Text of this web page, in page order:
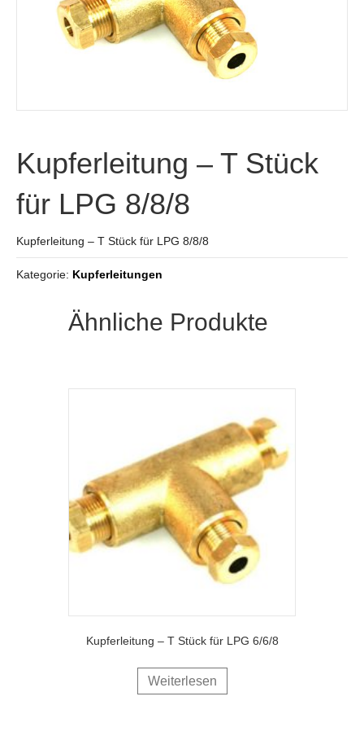
Kupferleitung – T Stück
für LPG 8/8/8
Kupferleitung – T Stück für LPG 8/8/8
Kategorie: Kupferleitungen
Ähnliche Produkte
Kupferleitung – T Stück für LPG 6/6/8
Weiterlesen